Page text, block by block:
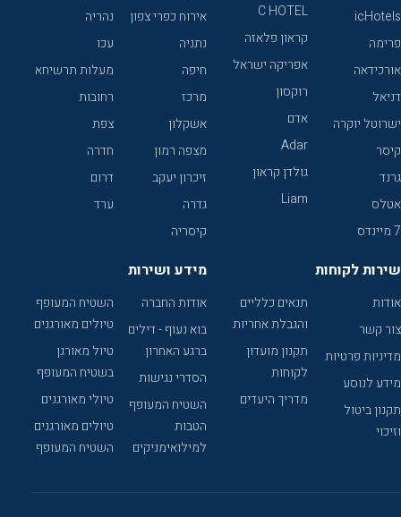
icHotels
פרימה
אורכידאה
דניאל
ישרוטל יוקרה
קיסר
גרנד
אטלס
7 מיינדס
C HOTEL
קראון פלאזה
אפריקה ישראל
רוקסון
אדם
Adar
גולדן קראון
Liam
אירוח כפרי צפון
נתניה
חיפה
מרכז
אשקלון
מצפה רמון
זיכרון יעקב
גדרה
קיסריה
נהריה
עכו
מעלות תרשיחא
רחובות
צפת
חדרה
דרום
ערד
שירות לקוחות
אודות
צור קשר
מדיניות פרטיות
מידע לנוסע
תקנון ביטול
וזיכוי
תנאים כלליים
והגבלת אחריות
תקנון מועדון
לקוחות
מדריך היעדים
מידע ושירות
אודות החברה
בוא נעוף - דילים
ברגע האחרון
הסדרי נגישות
השטיח המעופף
הטבות
למילואימניקים
השטיח המעופף
טיולים מאורגנים
טיול מאורגן
בשטיח המעופף
טיולי מאורגנים
טיולים מאורגנים
השטיח המעופף